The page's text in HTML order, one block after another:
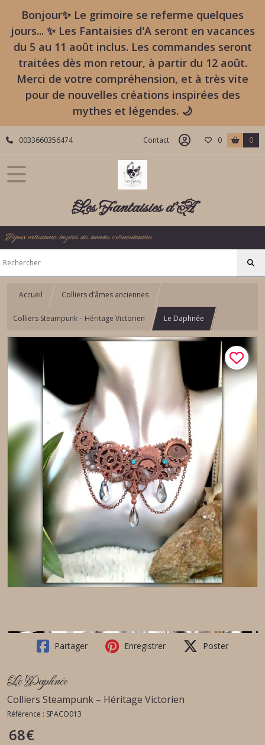
Bonjour✨ Le grimoire se referme quelques
jours... ✨ Les Fantaisies d'A seront en vacances
du 5 au 11 août inclus. Les commandes seront
traitées dès mon retour, à partir du 12 août.
Merci de votre compréhension, et à très vite
pour de nouvelles créations inspirées des
mythes et légendes. 🌙
0033660356474 Contact 0 0
Les Fantaisies d'A
Bijoux artisanaux inspirés des mondes extraordinaires
Accueil Colliers d’âmes anciennes
Colliers Steampunk – Héritage Victorien Le Daphnée
Partager Enregistrer Poster
Le Daphnée
Colliers Steampunk – Héritage Victorien
Référence : SPACO013
68€